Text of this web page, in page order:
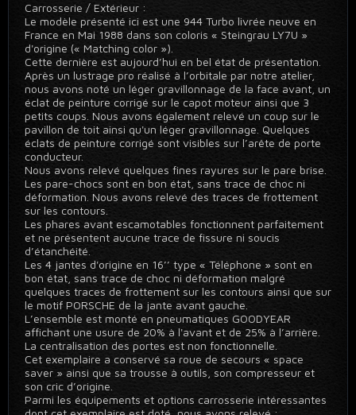
Carrosserie / Extérieur :
Le modèle présenté ici est une 944 Turbo livrée neuve en
France en Mai 1988 dans son coloris « Steingrau LY7U »
d'origine (« Matching color »).
Cette dernière est aujourd’hui en bel état de présentation.
Après un lustrage pro réalisé à l’orbitale par notre atelier,
nous avons noté un léger gravillonnage de la face avant, un
éclat de peinture corrigé sur le capot moteur ainsi que 3
petits coups. Nous avons également relevé un coup sur le
pavillon de toit ainsi qu'un léger gravillonnage. Quelques
éclats de peinture corrigé sont visibles sur l’arête de porte
conducteur.
Nous avons relevé quelques fines rayures sur le pare brise.
Les pare-chocs sont en bon état, sans trace de choc ni
déformation. Nous avons relevé des traces de frottement
sur les contours.
Les phares avant escamotables fonctionnent parfaitement
et ne présentent aucune trace de fissure ni soucis
d’étanchéité.
Les 4 jantes d'origine en 16’’ type « Téléphone » sont en
bon état, sans trace de choc ni déformation malgré
quelques traces de frottement sur les contours ainsi que sur
le motif PORSCHE de la jante avant gauche.
L’ensemble est monté en pneumatiques GOODYEAR
affichant une usure de 20% à l'avant et de 25% à l’arrière.
La centralisation des portes est non fonctionnelle.
Cet exemplaire a conservé sa roue de secours « space
saver » ainsi que sa trousse à outils, son compresseur et
son cric d’origine.
Parmi les équipements et options carrosserie intéressantes